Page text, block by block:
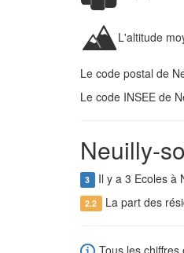
L'altitude
Le code postal de
Le code INSEE de
Neuilly-
3 Il y a 3 Ecoles à
2.2 La part des
Tous les